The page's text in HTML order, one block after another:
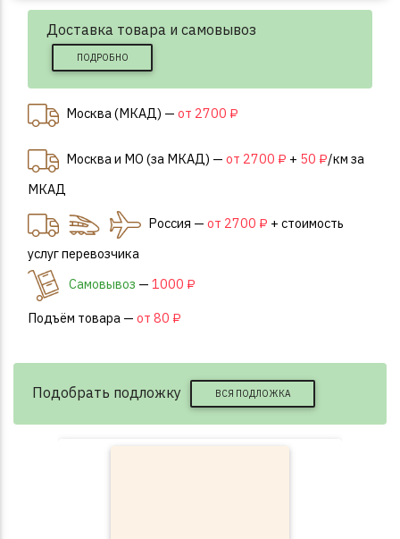
Доставка товара и самовывоз
ПОДРОБНО
Москва (МКАД) — от 2700 ₽
Москва и МО (за МКАД) — от 2700 ₽ + 50 ₽/км за
МКАД
Россия — от 2700 ₽ + стоимость
услуг перевозчика
Самовывоз — 1000 ₽
Подъём товара — от 80 ₽
Подобрать подложку ВСЯ ПОДЛОЖКА